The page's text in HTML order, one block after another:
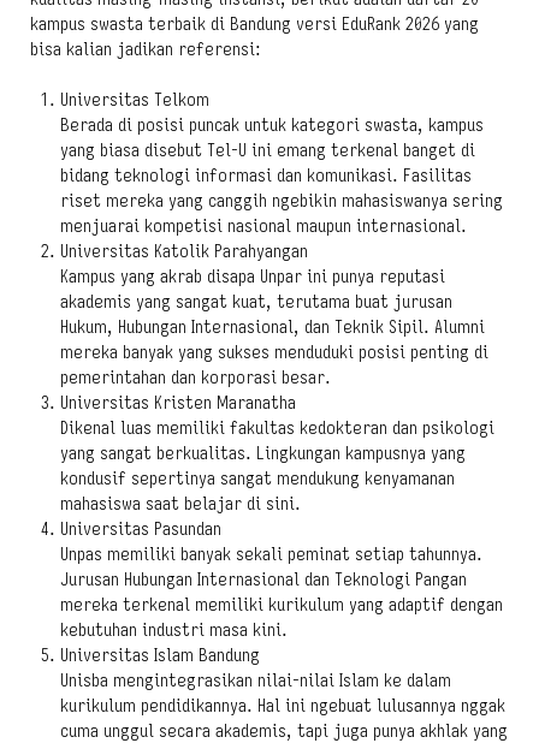
kampus swasta terbaik di Bandung versi EduRank 2026 yang
bisa kalian jadikan referensi:
Universitas Telkom
Berada di posisi puncak untuk kategori swasta, kampus
yang biasa disebut Tel-U ini emang terkenal banget di
bidang teknologi informasi dan komunikasi. Fasilitas
riset mereka yang canggih ngebikin mahasiswanya sering
menjuarai kompetisi nasional maupun internasional.
Universitas Katolik Parahyangan
Kampus yang akrab disapa Unpar ini punya reputasi
akademis yang sangat kuat, terutama buat jurusan
Hukum, Hubungan Internasional, dan Teknik Sipil. Alumni
mereka banyak yang sukses menduduki posisi penting di
pemerintahan dan korporasi besar.
Universitas Kristen Maranatha
Dikenal luas memiliki fakultas kedokteran dan psikologi
yang sangat berkualitas. Lingkungan kampusnya yang
kondusif sepertinya sangat mendukung kenyamanan
mahasiswa saat belajar di sini.
Universitas Pasundan
Unpas memiliki banyak sekali peminat setiap tahunnya.
Jurusan Hubungan Internasional dan Teknologi Pangan
mereka terkenal memiliki kurikulum yang adaptif dengan
kebutuhan industri masa kini.
Universitas Islam Bandung
Unisba mengintegrasikan nilai-nilai Islam ke dalam
kurikulum pendidikannya. Hal ini ngebuat lulusannya nggak
cuma unggul secara akademis, tapi juga punya akhlak yang